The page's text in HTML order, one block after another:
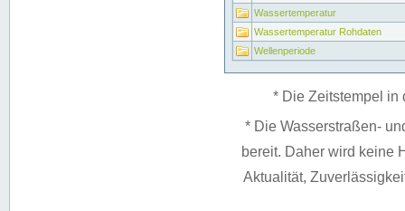
Wassertemperatur
Wassertemperatur Rohdaten
Wellenperiode
* Die Zeitstempel in
* Die Wasserstraßen-
bereit. Daher wird keine
Aktualität,